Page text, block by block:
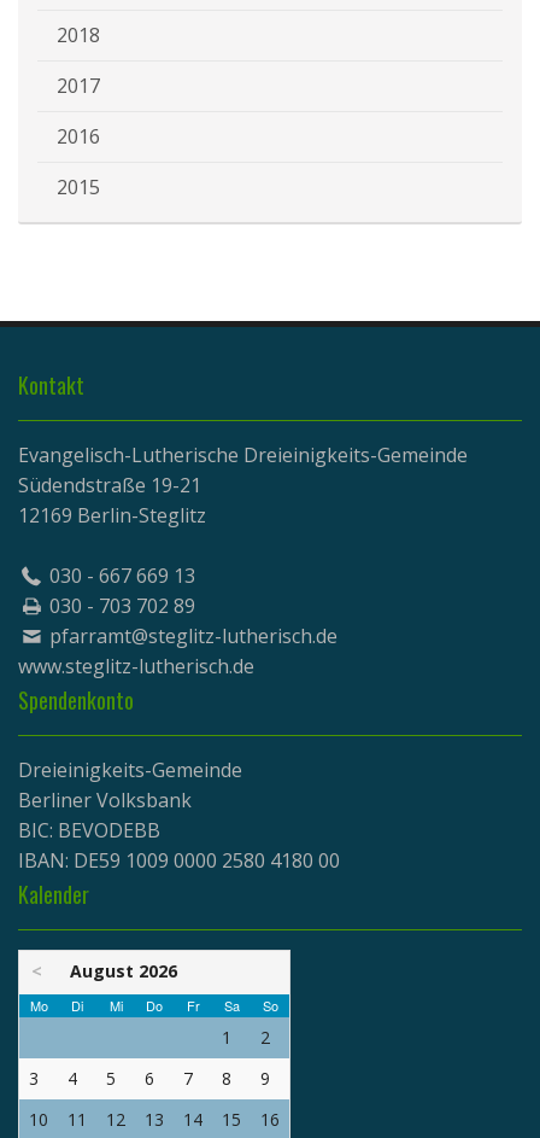
2018
2017
2016
2015
Kontakt
Evangelisch-Lutherische Dreieinigkeits-Gemeinde
Südendstraße 19-21
12169 Berlin-Steglitz
030 - 667 669 13
030 - 703 702 89
pfarramt@steglitz-lutherisch.de
www.steglitz-lutherisch.de
Spendenkonto
Dreieinigkeits-Gemeinde
Berliner Volksbank
BIC: BEVODEBB
IBAN: DE59 1009 0000 2580 4180 00
Kalender
< August 2026
Mo Di Mi Do Fr Sa So
1
2
3
4 5 6 7 8
9
10
11 12 13 14 15 16